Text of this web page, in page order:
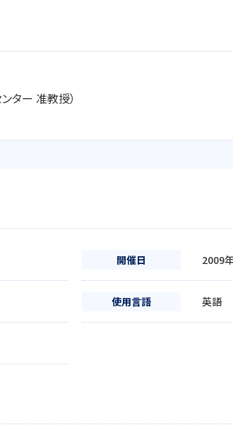
ター 准教授）
開催日 2009
使用言語 英語